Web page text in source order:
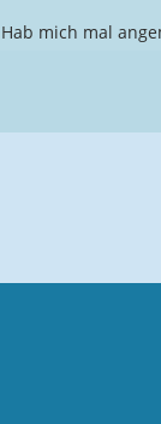
Hab mich mal